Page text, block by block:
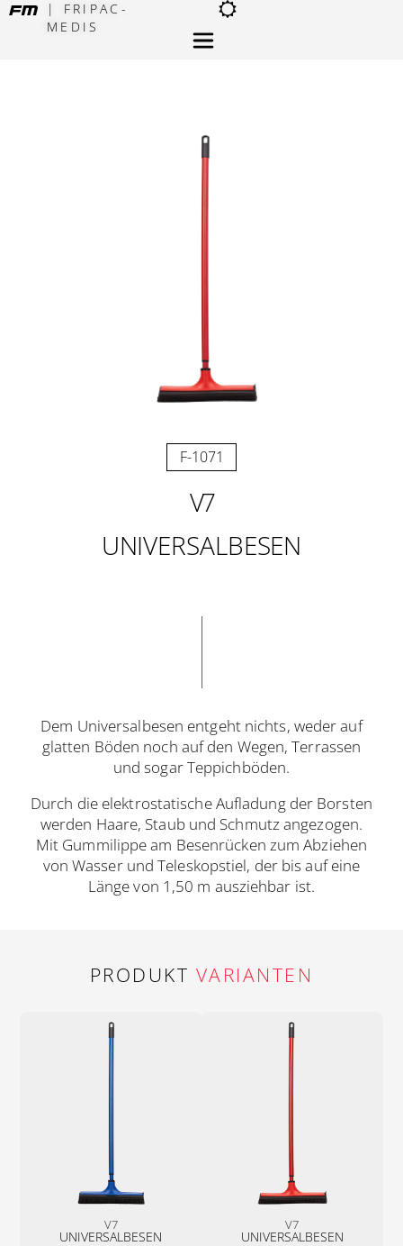
| FRIPAC-
MEDIS
F-1071
V7
UNIVERSALBESEN
Dem Universalbesen entgeht nichts, weder auf
glatten Böden noch auf den Wegen, Terrassen
und sogar Teppichböden.
Durch die elektrostatische Aufladung der Borsten
werden Haare, Staub und Schmutz angezogen.
Mit Gummilippe am Besenrücken zum Abziehen
von Wasser und Teleskopstiel, der bis auf eine
Länge von 1,50 m ausziehbar ist.
PRODUKT VARIANTEN
V7
UNIVERSALBESEN
V7
UNIVERSALBESEN